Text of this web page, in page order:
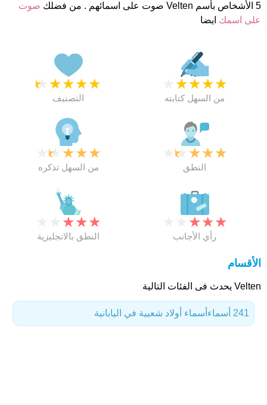
5 الأشخاص بأسم Velten صوت على اسمائهم . من فضلك
صوت
على اسمك ايضا
★
★
★
★
★
التصنيف
★
★
★
★
من السهل كتابته
★
★
★
★
من السهل تذكره
★
★
★
★
النطق
★
★
★
النطق بالانجليزية
★
★
★
رأي الأجانب
الأقسام
Velten يحدث فى الفئات التالية
أسماء أولاد شعبية في اليابانية 241 أسماء